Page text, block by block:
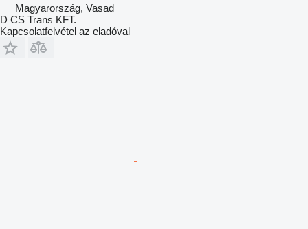
Magyarország, Vasad
D CS Trans KFT.
Kapcsolatfelvétel az eladóval